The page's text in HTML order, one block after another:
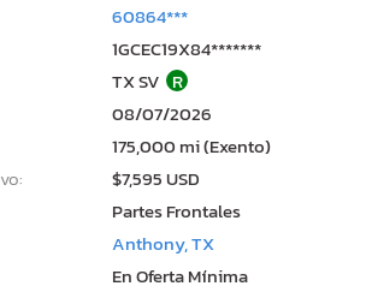
60864***
1GCEC19X84*******
TX SV R
08/07/2026
175,000 mi (Exento)
$7,595 USD
Partes Frontales
Anthony, TX
En Oferta Mínima